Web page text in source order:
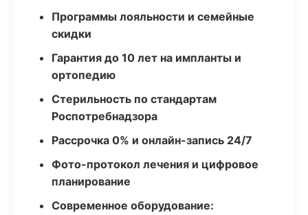
Программы лояльности и семейные
скидки
Гарантия до 10 лет на импланты и
ортопедию
Стерильность по стандартам
Роспотребнадзора
Рассрочка 0% и онлайн-запись 24/7
Фото-протокол лечения и цифровое
планирование
Современное оборудование: